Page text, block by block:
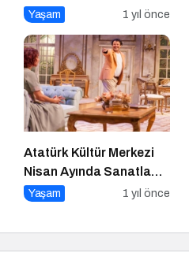
Dopdolu Bir Program
Yaşam 1 yıl önce
Atatürk Kültür Merkezi
Nisan Ayında Sanatla
Dolup Taşıyor
Yaşam 1 yıl önce